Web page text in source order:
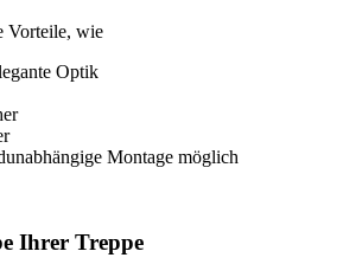
Vorteile, wie
Optik
Montage möglich
Ihrer Treppe